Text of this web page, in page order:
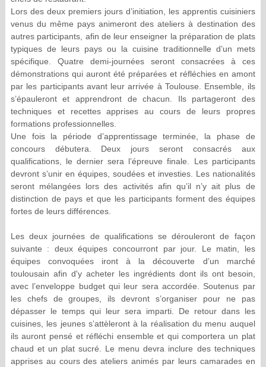
Lors des deux premiers jours d’initiation, les apprentis cuisiniers
venus du même pays animeront des ateliers à destination des
autres participants, afin de leur enseigner la préparation de plats
typiques de leurs pays ou la cuisine traditionnelle d’un mets
spécifique. Quatre demi-journées seront consacrées à ces
démonstrations qui auront été préparées et réfléchies en amont
par les participants avant leur arrivée à Toulouse. Ensemble, ils
s’épauleront et apprendront de chacun. Ils partageront des
techniques et recettes apprises au cours de leurs propres
formations professionnelles.
Une fois la période d’apprentissage terminée, la phase de
concours débutera. Deux jours seront consacrés aux
qualifications, le dernier sera l’épreuve finale. Les participants
devront s’unir en équipes, soudées et investies. Les nationalités
seront mélangées lors des activités afin qu’il n’y ait plus de
distinction de pays et que les participants forment des équipes
fortes de leurs différences.
Les deux journées de qualifications se dérouleront de façon
suivante : deux équipes concourront par jour. Le matin, les
équipes convoquées iront à la découverte d’un marché
toulousain afin d'y acheter les ingrédients dont ils ont besoin,
avec l’enveloppe budget qui leur sera accordée. Soutenus par
les chefs de groupes, ils devront s’organiser pour ne pas
dépasser le temps qui leur sera imparti. De retour dans les
cuisines, les jeunes s’attèleront à la réalisation du menu auquel
ils auront pensé et réfléchi ensemble et qui comportera un plat
chaud et un plat sucré. Le menu devra inclure des techniques
apprises au cours des ateliers animés par leurs camarades en